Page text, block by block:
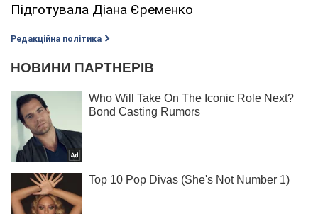
Підготувала Діана Єременко
Редакційна політика